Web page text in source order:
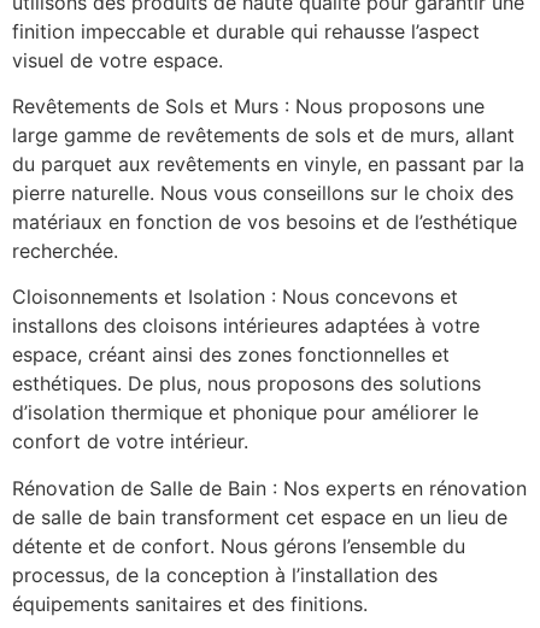
finition impeccable et durable qui rehausse l’aspect
visuel de votre espace.
Revêtements de Sols et Murs : Nous proposons une
large gamme de revêtements de sols et de murs, allant
du parquet aux revêtements en vinyle, en passant par la
pierre naturelle. Nous vous conseillons sur le choix des
matériaux en fonction de vos besoins et de l’esthétique
recherchée.
Cloisonnements et Isolation : Nous concevons et
installons des cloisons intérieures adaptées à votre
espace, créant ainsi des zones fonctionnelles et
esthétiques. De plus, nous proposons des solutions
d’isolation thermique et phonique pour améliorer le
confort de votre intérieur.
Rénovation de Salle de Bain : Nos experts en rénovation
de salle de bain transforment cet espace en un lieu de
détente et de confort. Nous gérons l’ensemble du
processus, de la conception à l’installation des
équipements sanitaires et des finitions.